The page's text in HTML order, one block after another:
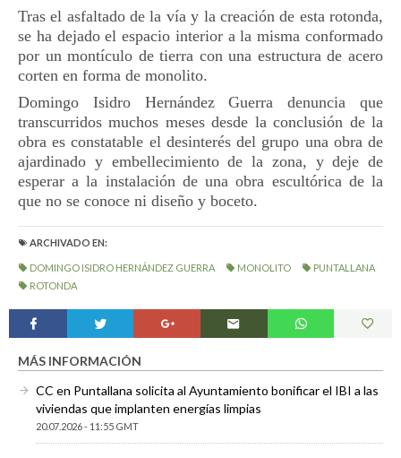
Tras el asfaltado de la vía y la creación de esta rotonda,
se ha dejado el espacio interior a la misma conformado
por un montículo de tierra con una estructura de acero
corten en forma de monolito.
Domingo Isidro Hernández Guerra denuncia que
transcurridos muchos meses desde la conclusión de la
obra es constatable el desinterés del grupo una obra de
ajardinado y embellecimiento de la zona, y deje de
esperar a la instalación de una obra escultórica de la
que no se conoce ni diseño y boceto.
ARCHIVADO EN:
DOMINGO ISIDRO HERNÁNDEZ GUERRA MONOLITO
PUNTALLANA
ROTONDA
MÁS INFORMACIÓN
CC en Puntallana solicita al Ayuntamiento bonificar el IBI a las
viviendas que implanten energías limpias
20.07.2026 - 11:55 GMT